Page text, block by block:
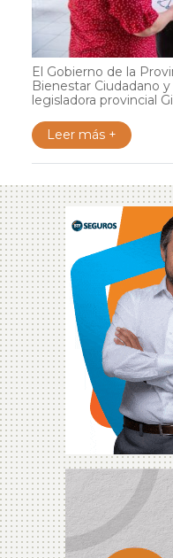
El Gobierno de la
Bienestar Ciudadano
legisladora provincial
Leer más +